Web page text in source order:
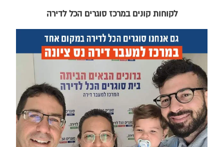
לקוחות קונים במרכז סוגרים הכל לדירה